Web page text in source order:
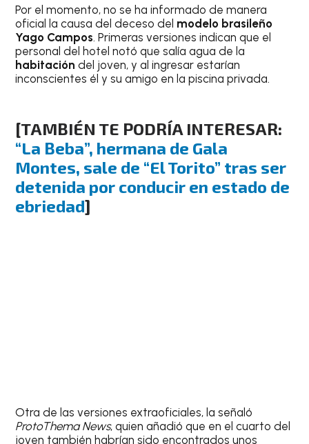
Por el momento, no se ha informado de manera
oficial la causa del deceso del modelo brasileño
Yago Campos. Primeras versiones indican que el
personal del hotel notó que salía agua de la
habitacióndel joven, y al ingresar estarían
inconscientes él y su amigo en la piscina privada.
[TAMBIÉN TE PODRÍA INTERESAR:
“La Beba”, hermana de Gala
Montes, sale de “El Torito” tras ser
detenida por conducir en estado de
ebriedad]
Otra de las versiones extraoficiales, la señaló
ProtoThema News, quien añadió que en el cuarto del
joven también habrían sido encontrados unos